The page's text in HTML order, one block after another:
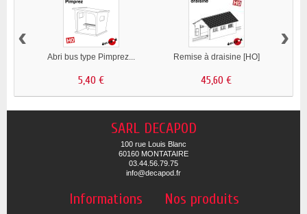
Abri bus type Pimprez...
5,40 €
Remise à draisine [HO]
45,60 €
‹ ›
SARL DECAPOD
100 rue Louis Blanc
60160 MONTATAIRE
03.44.56.79.75
info@decapod.fr
Informations Nos produits